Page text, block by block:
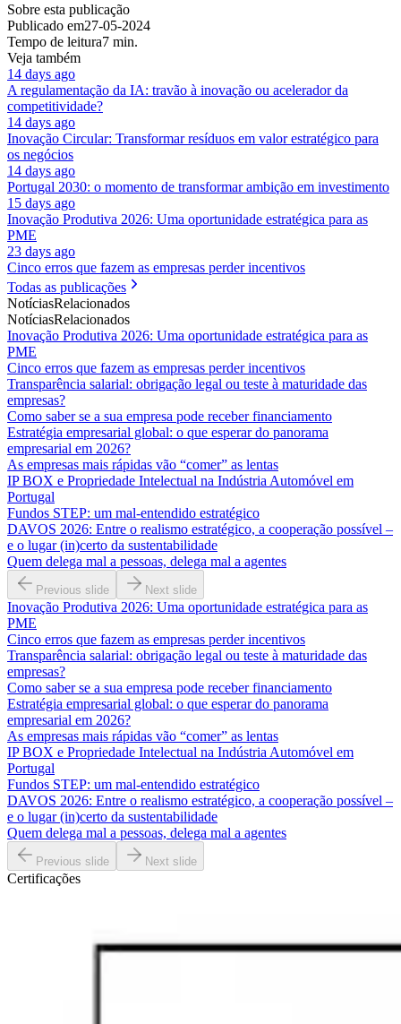
Sobre esta publicação
Publicado em27-05-2024
Tempo de leitura7 min.
Veja também
14 days ago
A regulamentação da IA: travão à inovação ou acelerador da
competitividade?
14 days ago
Inovação Circular: Transformar resíduos em valor estratégico para
os negócios
14 days ago
Portugal 2030: o momento de transformar ambição em investimento
15 days ago
Inovação Produtiva 2026: Uma oportunidade estratégica para as
PME
23 days ago
Cinco erros que fazem as empresas perder incentivos
Todas as publicações
NotíciasRelacionados
NotíciasRelacionados
Inovação Produtiva 2026: Uma oportunidade estratégica para as
PME
Cinco erros que fazem as empresas perder incentivos
Transparência salarial: obrigação legal ou teste à maturidade das
empresas?
Como saber se a sua empresa pode receber financiamento
Estratégia empresarial global: o que esperar do panorama
empresarial em 2026?
As empresas mais rápidas vão “comer” as lentas
IP BOX e Propriedade Intelectual na Indústria Automóvel em
Portugal
Fundos STEP: um mal-entendido estratégico
DAVOS 2026: Entre o realismo estratégico, a cooperação possível –
e o lugar (in)certo da sustentabilidade
Quem delega mal a pessoas, delega mal a agentes
Previous slide Next slide
Inovação Produtiva 2026: Uma oportunidade estratégica para as
PME
Cinco erros que fazem as empresas perder incentivos
Transparência salarial: obrigação legal ou teste à maturidade das
empresas?
Como saber se a sua empresa pode receber financiamento
Estratégia empresarial global: o que esperar do panorama
empresarial em 2026?
As empresas mais rápidas vão “comer” as lentas
IP BOX e Propriedade Intelectual na Indústria Automóvel em
Portugal
Fundos STEP: um mal-entendido estratégico
DAVOS 2026: Entre o realismo estratégico, a cooperação possível –
e o lugar (in)certo da sustentabilidade
Quem delega mal a pessoas, delega mal a agentes
Previous slide Next slide
Certificações